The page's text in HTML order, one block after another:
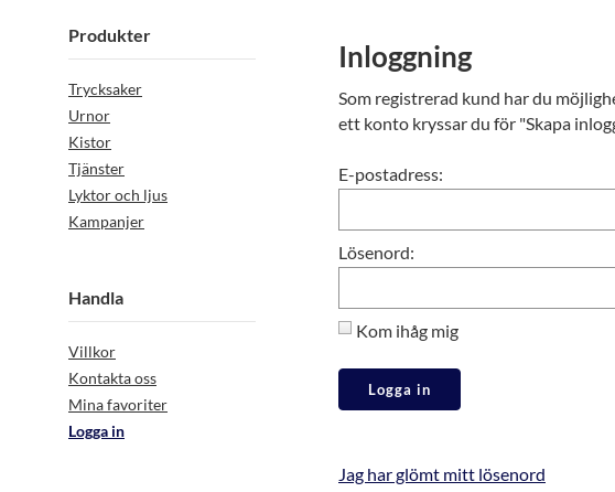
Produkter
Trycksaker
Urnor
Kistor
Tjänster
Lyktor och ljus
Kampanjer
Handla
Villkor
Kontakta oss
Mina favoriter
Logga in
Inloggning
Som registrerad kund har du
ett konto kryssar du för "Skapa
E-postadress:
Lösenord:
Kom ihåg mig
Logga in
Jag har glömt mitt lösenord